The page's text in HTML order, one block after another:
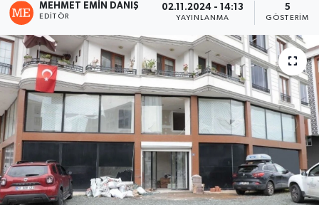
MEHMET EMIN DANIŞ
EDITÖR
02.11.2024 - 14:13
YAYINLANMA
5
GÖSTERIM